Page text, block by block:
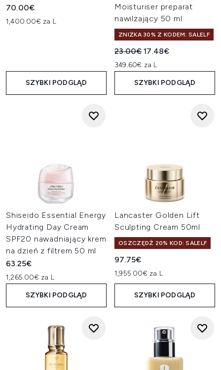
70.00€
1,400.00€ za L
SZYBKI PODGLĄD
Moisturiser preparat
nawilżający 50 ml
ZNIŻKA 30% Z KODEM: SALELF
Sugerowana cena
23.00€Aktualna cena:
17.48€
349.60€ za L
SZYBKI PODGLĄD
Shiseido Essential Energy
Hydrating Day Cream
SPF20 nawadniający krem
na dzień z filtrem 50 ml
63.25€
1,265.00€ za L
SZYBKI PODGLĄD
Lancaster Golden Lift
Sculpting Cream 50ml
OSZCZĘDŹ 20% KOD: SALELF
97.75€
1,955.00€ za L
SZYBKI PODGLĄD